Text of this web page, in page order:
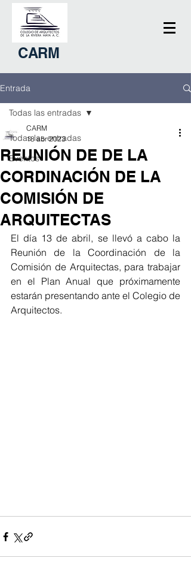
CARM
Entrada
Todas las entradas
Eventos
Todas las entradas
REUNIÓN DE DE LA
CORDINACIÓN DE LA
COMISIÓN DE
ARQUITECTAS
CARM
18 abr 2023
El día 13 de abril, se llevó a cabo la
Reunión de la Coordinación de la
Comisión de Arquitectas, para trabajar
en el Plan Anual que próximamente
estarán presentando ante el Colegio de
Arquitectos.